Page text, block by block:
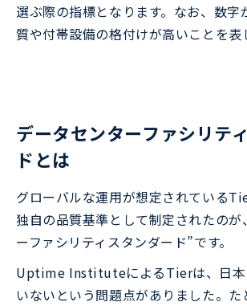
選ぶ際の指標となります。なお、数字
質や付帯設備の格付けが高いことを表
データセンターファシリテ
ドとは
グローバルな運用が想定されている
独自の品質基準として制定されたのが
ーファシリティスタンダード”です。
Uptime InstituteによるTierは、日本
いないという問題点がありました。